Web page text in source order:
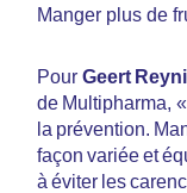
Manger plus de
Pour Geert
de Multipharma,
la prévention.
façon variée et
à éviter les